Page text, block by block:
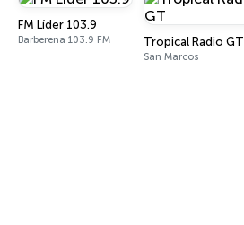
FM Líder 103.9
Barberena 103.9 FM Tropical Radio GT
San Marcos